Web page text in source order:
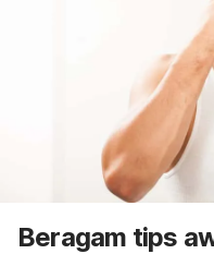
Beragam tips